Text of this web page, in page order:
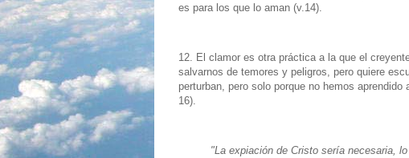
es para los que lo aman (v.14).
12. El clamor es otra práctica a la que el
salvarnos de temores y peligros, pero quiere
perturban, pero solo porque no hemos
16).
"La expiación de Cristo sería necesaria,